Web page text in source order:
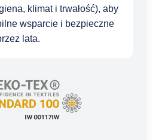
klimat i trwałość), aby
wsparcie i bezpieczne
lata.